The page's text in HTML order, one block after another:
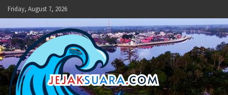
Skip
to
content
Friday, August 7, 2026